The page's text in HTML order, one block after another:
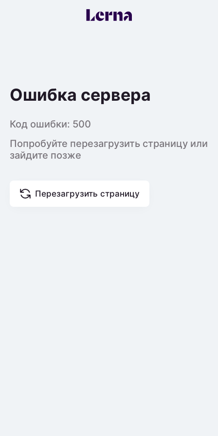
Ошибка сервера
Код ошибки: 500
Попробуйте перезагрузить страницу или
зайдите позже
Перезагрузить страницу